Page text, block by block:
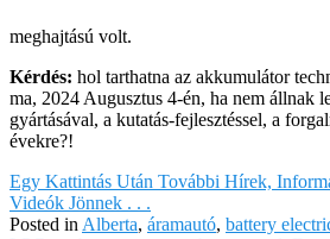
meghajtású volt.
Kérdés: hol tarthatna az akkumulátor
ma, 2024 Augusztus 4-én, ha nem állnak
gyártásával, a kutatás-fejlesztéssel, a
évekre?!
Egy Kattintás Után További Hírek,
Videók Jönnek . . .
Posted in Alberta, áramautó, battery